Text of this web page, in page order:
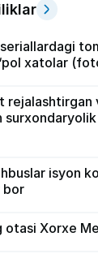
xatolar
rejalashtirgan
isyon
bor
otasi Xorxe